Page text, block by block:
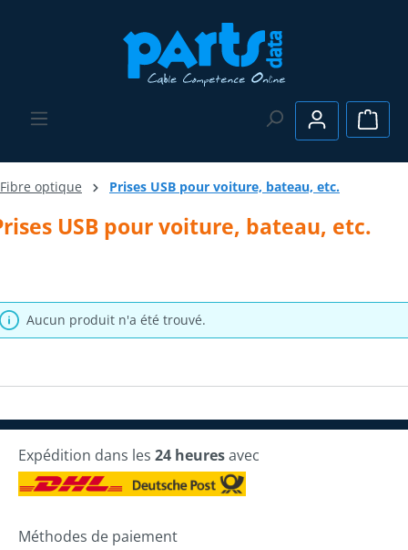
Le
Fibre optique Prises USB pour voiture, bateau, etc.
USB pour voiture, bateau, etc.
Aucun produit n'a été trouvé.
Expédition dans les 24 heuresavec
Méthodes de paiement